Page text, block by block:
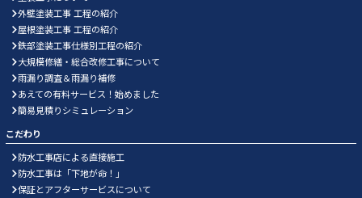
外壁塗装工事 工程の紹介
屋根塗装工事 工程の紹介
鉄部塗装工事仕様別工程の紹介
大規模修繕・総合改修工事について
雨漏り調査＆雨漏り補修
あえての有料サービス！始めました
簡易見積りシミュレーション
こだわり
防水工事店による直接施工
防水工事は「下地が命！」
保証とアフターサービスについて